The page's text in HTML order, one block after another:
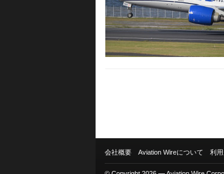
会社概要 Aviation Wireについて 利